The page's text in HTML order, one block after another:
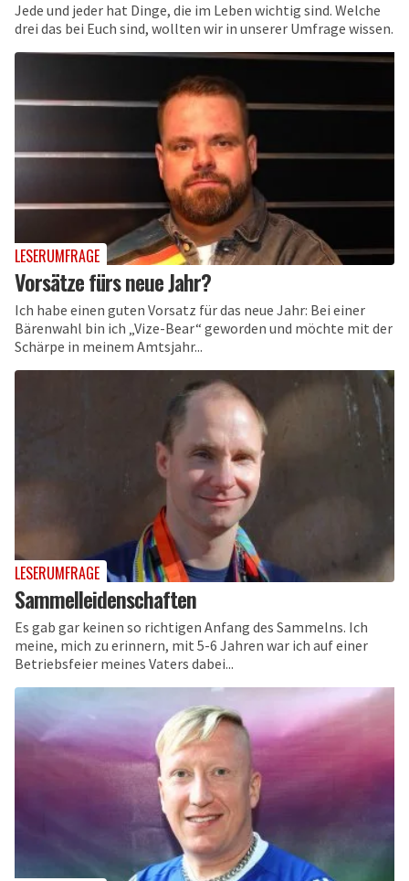
Jede und jeder hat Dinge, die im Leben wichtig sind. Welche
drei das bei Euch sind, wollten wir in unserer Umfrage wissen.
LESERUMFRAGE
Vorsätze fürs neue Jahr?
Ich habe einen guten Vorsatz für das neue Jahr: Bei einer
Bärenwahl bin ich „Vize-Bear“ geworden und möchte mit der
Schärpe in meinem Amtsjahr...
LESERUMFRAGE
Sammelleidenschaften
Es gab gar keinen so richtigen Anfang des Sammelns. Ich
meine, mich zu erinnern, mit 5-6 Jahren war ich auf einer
Betriebsfeier meines Vaters dabei...